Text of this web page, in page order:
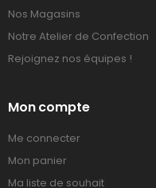
Nos Magasins
Notre Atelier de Confection
Rejoignez nos équipes !
Mon compte
Me connecter
Mon panier
Ma liste de souhait